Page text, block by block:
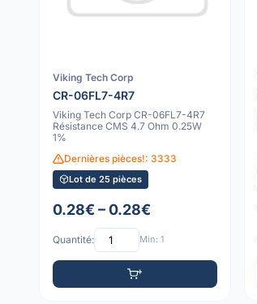
Viking Tech Corp
CR-06FL7-4R7
Viking Tech Corp CR-06FL7-4R7
Résistance CMS 4.7 Ohm 0.25W
1%
Dernières pièces!: 3333
Lot de 25 pièces
0.28€ – 0.28€
Quantité: Min: 1